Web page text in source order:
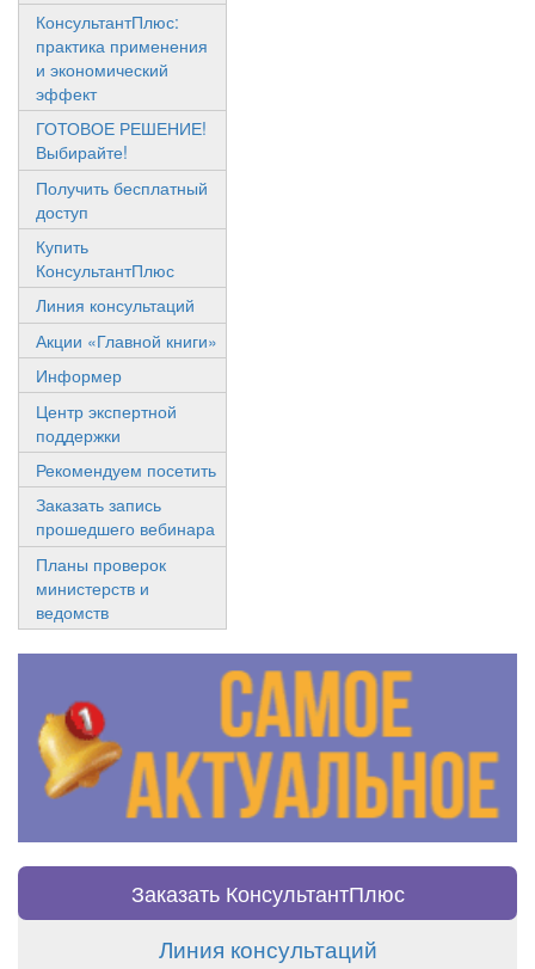
КонсультантПлюс:
практика применения
и экономический
эффект
ГОТОВОЕ РЕШЕНИЕ!
Выбирайте!
Получить бесплатный
доступ
Купить
КонсультантПлюс
Линия консультаций
Акции «Главной книги»
Информер
Центр экспертной
поддержки
Рекомендуем посетить
Заказать запись
прошедшего вебинара
Планы проверок
министерств и
ведомств
Заказать КонсультантПлюс
Линия консультаций